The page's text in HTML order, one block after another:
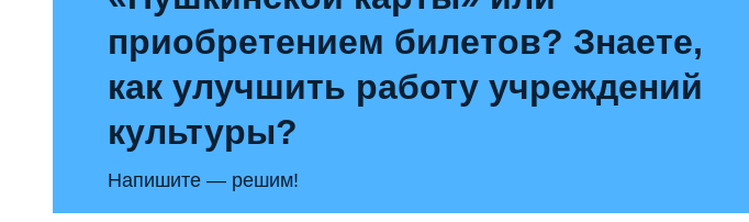
приобретением билетов? Знаете,
как улучшить работу учреждений
культуры?
Напишите — решим!